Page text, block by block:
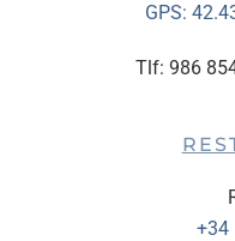
GPS:
Tlf: 986
+34